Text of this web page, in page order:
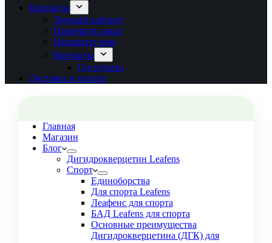
Контакты
Личный кабинет
Проверить заказ
Напишите нам
Контакты
Где купить
Доставка и оплата
Главная
Магазин
Блог
Дигидрокверцетин Leafens
Спорт
Единоборства
Для спорта Leafens
Леафенс для спорта
БАД Leafens для спорта
Основные преимущества
Дигидрокверцетина (ДГК) для